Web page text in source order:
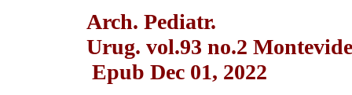
Arch. Pediatr.
Urug. vol.93 no.2
Epub Dec 01, 2022